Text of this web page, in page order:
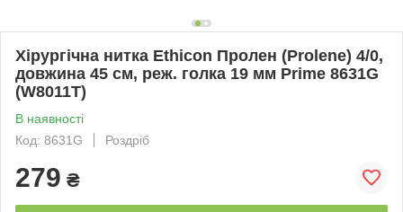
Хірургічна нитка Ethicon Пролен (Prolene) 4/0,
довжина 45 см, реж. голка 19 мм Prime 8631G
(W8011T)
В наявності
Код: 8631G
Роздріб
279 ₴